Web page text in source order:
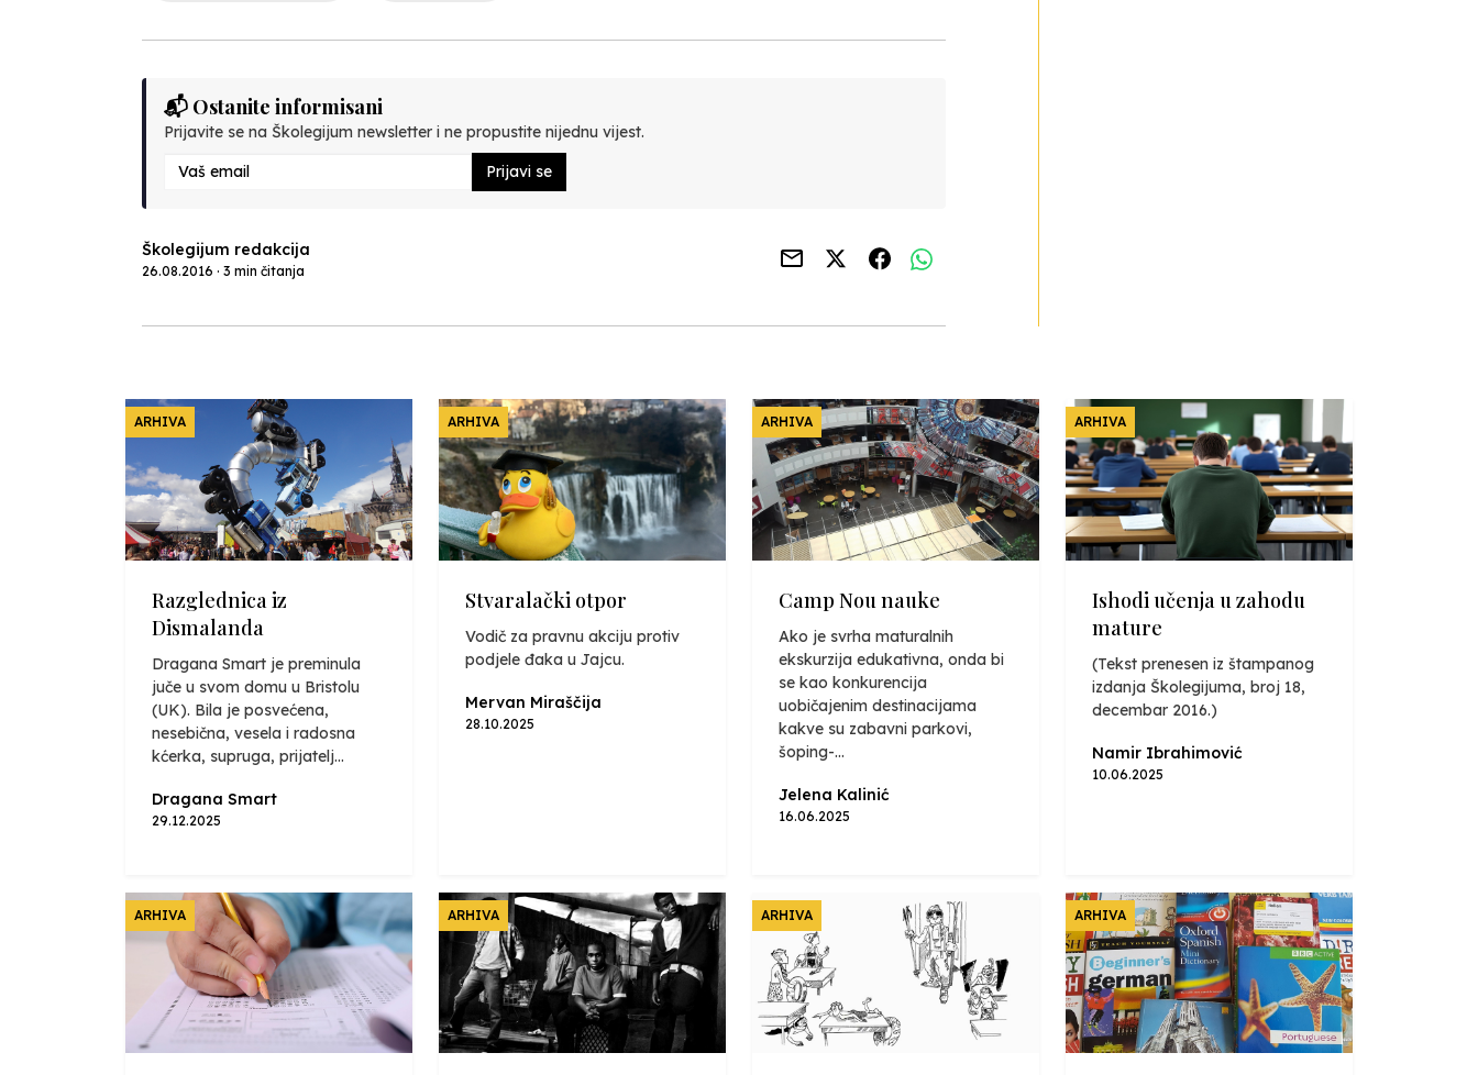
📬 Ostanite informisani
Prijavite se na Školegijum newsletter i ne propustite nijednu vijest.
Prijavi se
Školegijum redakcija
26.08.2016 · 3 min čitanja
ARHIVA
Razglednica iz
Dismalanda
Dragana Smart je preminula
juče u svom domu u Bristolu
(UK). Bila je posvećena,
nesebična, vesela i radosna
kćerka, supruga, prijatelj...
Dragana Smart
29.12.2025
ARHIVA
Stvaralački otpor
Vodič za pravnu akciju protiv
podjele đaka u Jajcu.
Mervan Miraščija
28.10.2025
ARHIVA
Camp Nou nauke
Ako je svrha maturalnih
ekskurzija edukativna, onda bi
se kao konkurencija
uobičajenim destinacijama
kakve su zabavni parkovi,
šoping-...
Jelena Kalinić
16.06.2025
ARHIVA
Ishodi učenja u zahodu
mature
(Tekst prenesen iz štampanog
izdanja Školegijuma, broj 18,
decembar 2016.)
Namir Ibrahimović
10.06.2025
ARHIVA ARHIVA ARHIVA ARHIVA